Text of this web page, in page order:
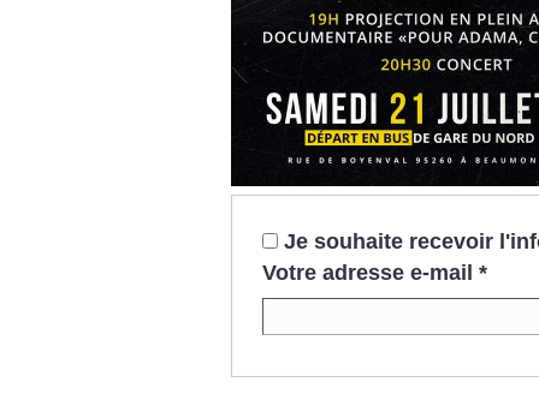
Je souhaite recevoir
Votre adresse e-mail *